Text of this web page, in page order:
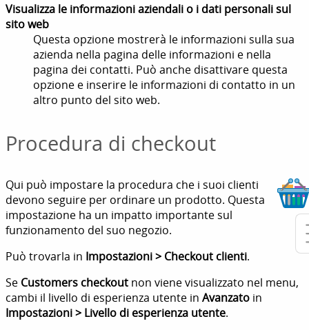
Visualizza le informazioni aziendali o i dati personali sul
sito web
Questa opzione mostrerà le informazioni sulla sua
azienda nella pagina delle informazioni e nella
pagina dei contatti. Può anche disattivare questa
opzione e inserire le informazioni di contatto in un
altro punto del sito web.
Procedura di checkout
Qui può impostare la procedura che i suoi clienti
devono seguire per ordinare un prodotto. Questa
impostazione ha un impatto importante sul
funzionamento del suo negozio.
Può trovarla in Impostazioni > Checkout clienti.
Se Customers checkout non viene visualizzato nel menu,
cambi il livello di esperienza utente in Avanzato in
Impostazioni > Livello di esperienza utente.